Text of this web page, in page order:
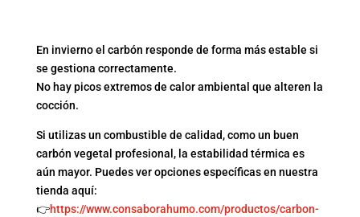
En invierno el carbón responde de forma más estable si
se gestiona correctamente.
No hay picos extremos de calor ambiental que alteren la
cocción.
Si utilizas un combustible de calidad, como un buen
carbón vegetal profesional, la estabilidad térmica es
aún mayor. Puedes ver opciones específicas en nuestra
tienda aquí:
👉https://www.consaborahumo.com/productos/carbon-